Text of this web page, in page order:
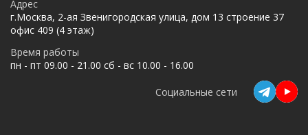
Адрес
г.Москва, 2-ая Звенигородская улица, дом 13 строение 37
офис 409 (4 этаж)
Время работы
пн - пт 09.00 - 21.00 сб - вс 10.00 - 16.00
Социальные сети